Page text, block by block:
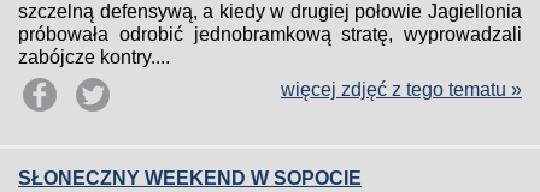
szczelną defensywą, a kiedy w drugiej połowie Jagiellonia
próbowała odrobić jednobramkową stratę, wyprowadzali
zabójcze kontry....
więcej zdjęć z tego tematu »
SŁONECZNY WEEKEND W SOPOCIE